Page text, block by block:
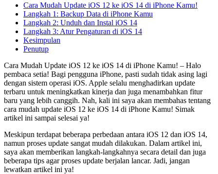
Cara Mudah Update iOS 12 ke iOS 14 di iPhone Kamu!
Langkah 1: Backup Data di iPhone Kamu
Langkah 2: Unduh dan Instal iOS 14
Langkah 3: Atur Pengaturan di iOS 14
Kesimpulan
Penutup
Cara Mudah Update iOS 12 ke iOS 14 di iPhone Kamu! – Halo
pembaca setia! Bagi pengguna iPhone, pasti sudah tidak asing lagi
dengan sistem operasi iOS. Apple selalu menghadirkan update
terbaru untuk meningkatkan kinerja dan juga menambahkan fitur
baru yang lebih canggih. Nah, kali ini saya akan membahas tentang
cara mudah update iOS 12 ke iOS 14 di iPhone Kamu! Simak
artikel ini sampai selesai ya!
Meskipun terdapat beberapa perbedaan antara iOS 12 dan iOS 14,
namun proses update sangat mudah dilakukan. Dalam artikel ini,
saya akan memberikan langkah-langkahnya secara detail dan juga
beberapa tips agar proses update berjalan lancar. Jadi, jangan
lewatkan artikel ini ya!